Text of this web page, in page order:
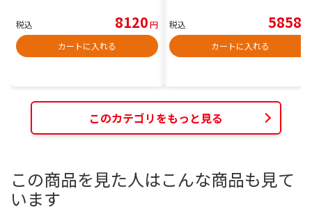
税込 8120円
カートに入れる
税込 5858
カートに入れる
このカテゴリをもっと見る
この商品を見た人はこんな商品も見て
います